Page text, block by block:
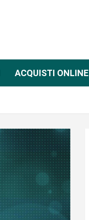
ACQUISTI ONLINE